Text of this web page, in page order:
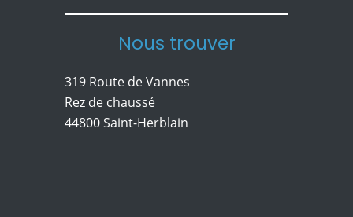
Nous trouver
319 Route de Vannes
Rez de chaussé
44800 Saint-Herblain